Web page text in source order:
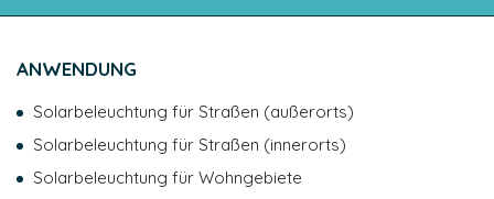
Einschränkung der Verarbeitung Ihrer Daten sowie das
Ihrem Tod zu erteilen. Sie haben außerdem das Recht, der
Rechte ausüben, indem Sie den DPO kontaktieren:
dpo@novea-energies.com oder 4 rue G.J MENDEL, 49070
Beaucouze. Sie haben zudem das Recht, eine Beschwerde
bei der CNIL einzureichen. Um mehr über die Verwaltung
ANWENDUNG
Solarbeleuchtung für Straßen (außerorts)
Solarbeleuchtung für Straßen (innerorts)
Solarbeleuchtung für Wohngebiete